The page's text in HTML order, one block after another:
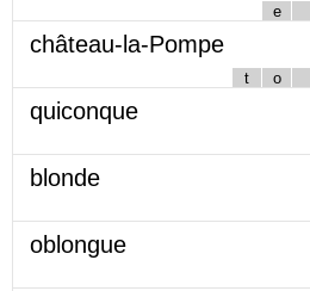
e
château-la-Pompe
t o
quiconque
blonde
oblongue